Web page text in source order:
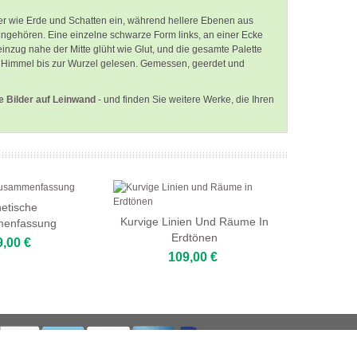
wie Erde und Schatten ein, während hellere Ebenen aus
Eine einzelne schwarze Form links, an einer Ecke
nahe der Mitte glüht wie Glut, und die gesamte Palette
bis zur Wurzel gelesen. Gemessen, geerdet und
Bilder auf Leinwand - und finden Sie weitere Werke, die Ihren
€
Kurvige Linien Und Räume In
Erdtönen
109,00 €